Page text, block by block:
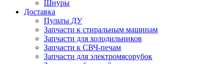
Шнуры
Доставка
Пульты ДУ
Запчасти к стиральным машинам
Запчасти для холодильников
Запчасти к СВЧ-печам
Запчасти для электромясорубок